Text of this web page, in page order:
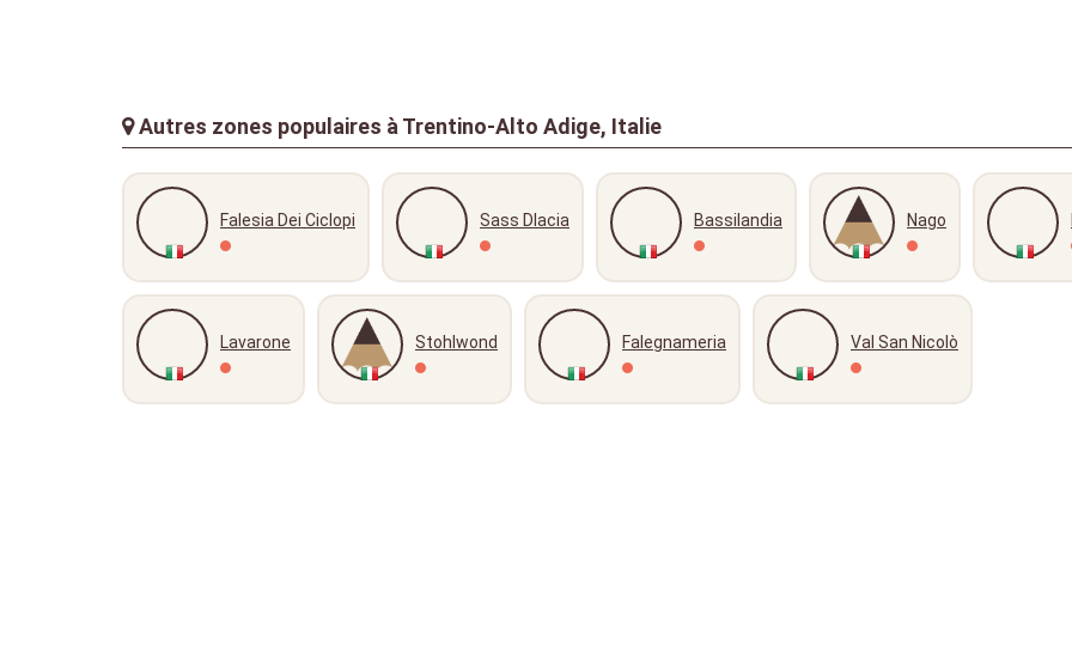
Autres zones populaires à Trentino-Alto Adige, Italie
Falesia Dei Ciclopi Sass Dlacia Bassilandia Nago
Lavarone Stohlwond Falegnameria Val San Nicolò